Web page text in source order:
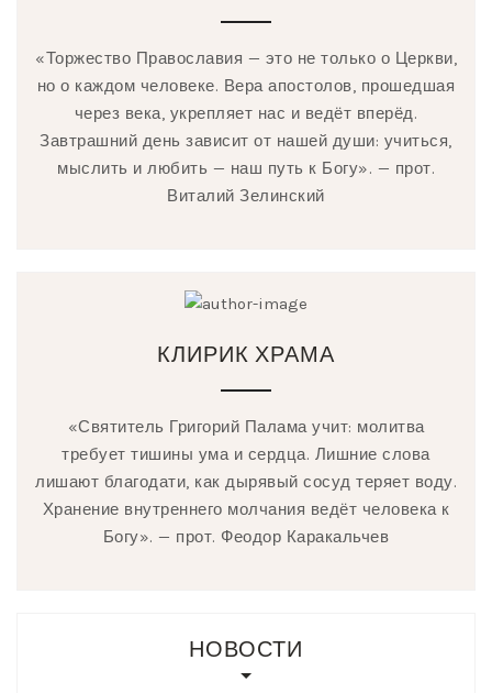
«Торжество Православия — это не только о Церкви,
но о каждом человеке. Вера апостолов, прошедшая
через века, укрепляет нас и ведёт вперёд.
Завтрашний день зависит от нашей души: учиться,
мыслить и любить — наш путь к Богу». — прот.
Виталий Зелинский
КЛИРИК ХРАМА
«Святитель Григорий Палама учит: молитва
требует тишины ума и сердца. Лишние слова
лишают благодати, как дырявый сосуд теряет воду.
Хранение внутреннего молчания ведёт человека к
Богу». — прот. Феодор Каракальчев
НОВОСТИ